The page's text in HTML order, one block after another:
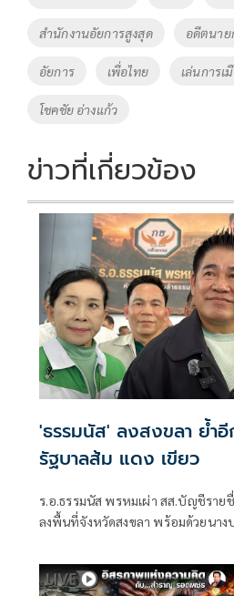
สำนักงานอัยการสูงสุด อดีตนา
อัยการ เพื่อไทย เล่นการเ
โชคชัย อ่างแก้ว
ข่าวที่เกี่ยวข้อง
'ธรรมนัส' ลงสงขลา ย้ำ
รัฐบาลส้ม แดง เขียว
ร.อ.ธรรมนัส พรหมเผ่า สส.บัญชีรา
ลงพื้นที่จังหวัดสงขลา พร้อมด้วยนาง
ณ ที่ทำการนายเดชอิศม์ โดยมีการป
ทำงานและขับเคลื่อนนโยบายในพื้นที่